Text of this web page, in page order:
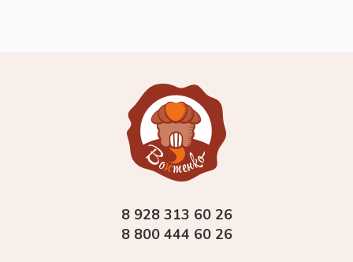
8 928 313 60 26
8 800 444 60 26